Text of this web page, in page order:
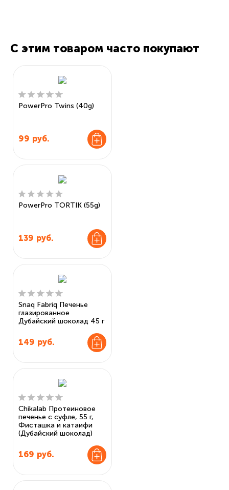
С этим товаром часто покупают
PowerPro Twins (40g)
99 руб.
PowerPro TORTIK (55g)
139 руб.
Snaq Fabriq Печенье
глазированное
Дубайский шоколад 45 г
149 руб.
Chikalab Протеиновое
печенье с суфле, 55 г,
Фисташка и катаифи
(Дубайский шоколад)
169 руб.